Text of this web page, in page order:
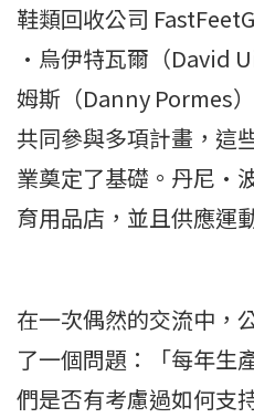
鞋類回收公司
·烏伊特瓦爾（David
姆斯（Danny Pormes
共同參與多項計畫，這
業奠定了基礎。丹尼·
育用品店，並且供應運
在一次偶然的交流中，
了一個問題：「每年生
們是否有考慮過如何支